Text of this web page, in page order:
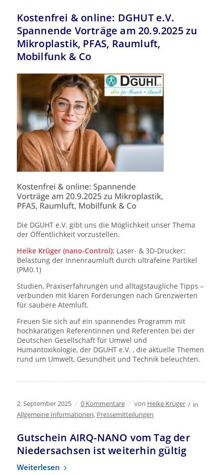
Kostenfrei & online: DGHUT e.V.
Spannende Vorträge am 20.9.2025 zu
Mikroplastik, PFAS, Raumluft,
Mobilfunk & Co
Die DGUHT e.V. gibt uns die Möglichkeit unser Thema
der Öffentlichkeit vorzustellen.
Heike Krüger (nano-Control): Laser- & 3D-Drucker:
Belastung der Innenraumluft durch ultrafeine Partikel
(PM0.1)
Studien, Praxiserfahrungen und alltagstaugliche Tipps –
verbunden mit klaren Forderungen nach Grenzwerten
für saubere Atemluft.
Freuen Sie sich auf ein spannendes Programm mit
hochkarätigen Referentinnen und Referenten bei der
Deutschen Gesellschaft für Umwel und
Humantoxikologie, der DGUHT e.V. , die aktuelle Themen
rund um Umwelt, Gesundheit und Technik beleuchten.
2. September 2025 / 0 Kommentare / von Heike Krüger / in
Allgemeine Informationen, Pressemitteilungen
Gutschein AIRQ-NANO vom Tag der
Niedersachsen ist weiterhin gültig
Weiterlesen